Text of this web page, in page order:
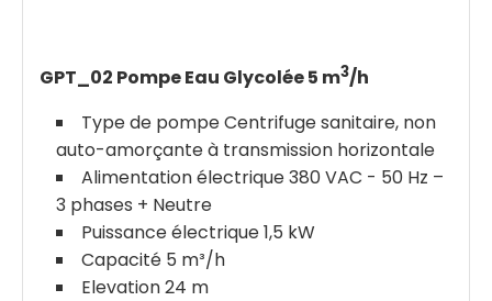
GPT_02 Pompe Eau Glycolée 5 m3/h
Type de pompe Centrifuge sanitaire, non
auto-amorçante à transmission horizontale
Alimentation électrique 380 VAC - 50 Hz –
3 phases + Neutre
Puissance électrique 1,5 kW
Capacité 5 m³/h
Elevation 24 m